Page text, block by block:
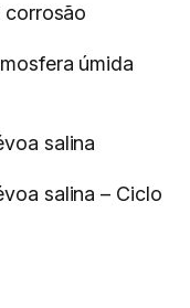
corrosão
úmida
salina
salina – Ciclo